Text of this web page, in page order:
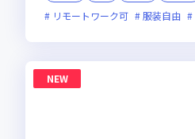
リモートワーク可
服装自由
NEW